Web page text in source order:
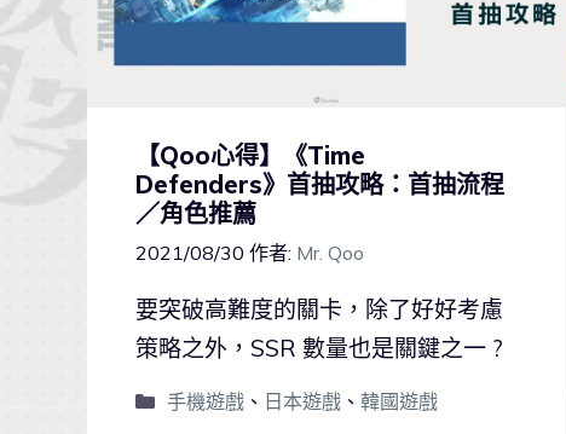
【Qoo心得】《Time
Defenders》首抽攻略：首抽流程
／角色推薦
2021/08/30 作者: Mr. Qoo
要突破高難度的關卡，除了好好考慮
策略之外，SSR 數量也是關鍵之一 ?
手機遊戲、 日本遊戲、 韓國遊戲